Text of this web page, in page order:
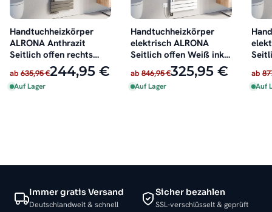
Handtuchheizkörper
ALRONA Anthrazit
Seitlich offen rechts
oder links
ab 635,95 €244,95 €
Auf Lager
Handtuchheizkörper
elektrisch ALRONA
Seitlich offen Weiß inkl.
ab 846,95 €325,95 €
Auf Lager
ab
Auf
Immer gratis Versand
Deutschlandweit & schnell
Sicher bezahlen
SSL-verschlüsselt & geprüft